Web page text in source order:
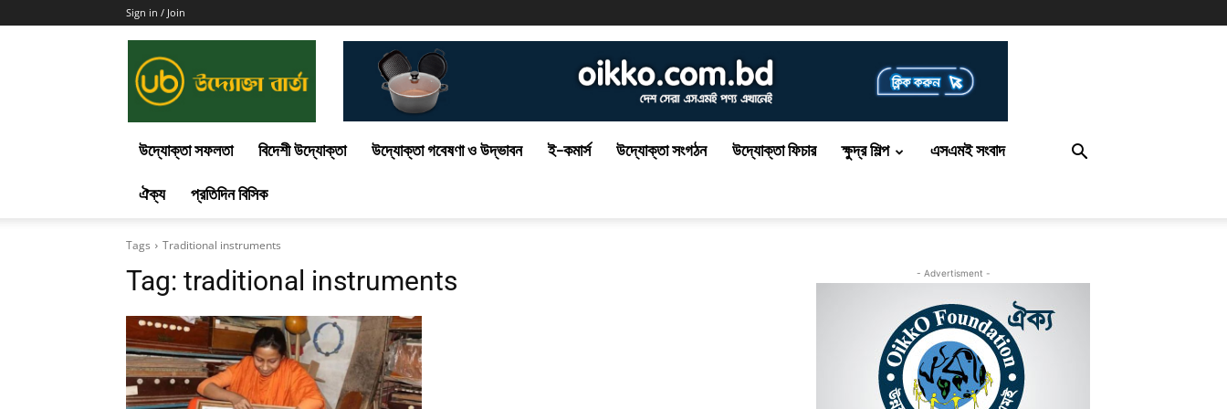
Sign in / Join
উদ্যোক্তা সফলতা বিদেশী উদ্যোক্তা উদ্যোক্তা গবেষণা ও উদ্ভাবন ই-কমার্স উদ্যোক্তা সংগঠন উদ্যোক্তা ফিচার ক্ষুদ্র শিল্প এসএমই সংবাদ
ঐক্য প্রতিদিন বিসিক
Tags Traditional instruments
Tag: traditional instruments - Advertisment -